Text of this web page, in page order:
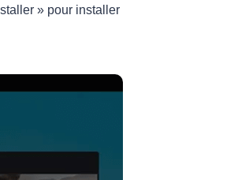
» pour installer